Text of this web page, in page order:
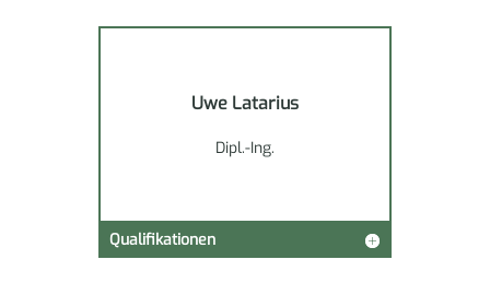
Uwe Latarius
Dipl.-Ing.
Qualifikationen